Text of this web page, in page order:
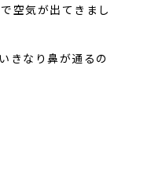
空気が出てきまし
きなり鼻が通るの